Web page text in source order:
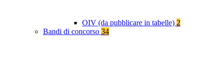
OIV (da pubblicare in tabelle) 2
Bandi di concorso 34